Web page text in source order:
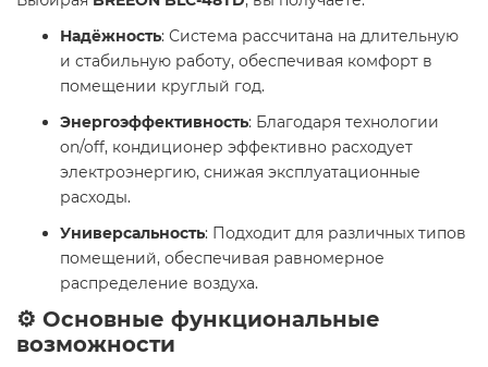
Надёжность: Система рассчитана на длительную
и стабильную работу, обеспечивая комфорт в
помещении круглый год.
Энергоэффективность: Благодаря технологии
on/off, кондиционер эффективно расходует
электроэнергию, снижая эксплуатационные
расходы.
Универсальность: Подходит для различных типов
помещений, обеспечивая равномерное
распределение воздуха.
⚙️ Основные функциональные
возможности